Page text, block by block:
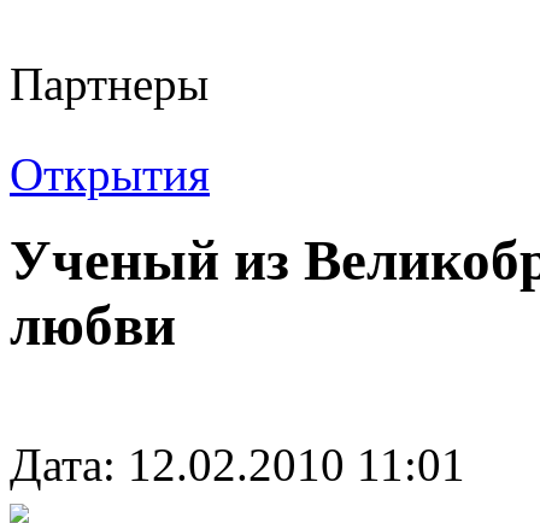
Партнеры
Открытия
Ученый из
любви
Дата: 12.02.2010 11:01